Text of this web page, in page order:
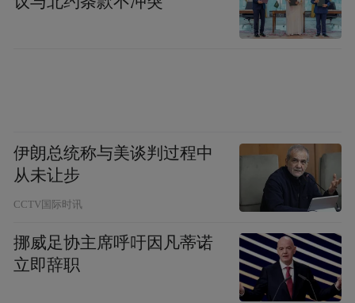
值得关注的是，本周发生的事件已充分暴露
势究竟还能持续多久？更重要的是，一旦行
情逆转，崩塌的速度又将有多快？
目前，许多分析师认为韩国股市仍有进一步
上行的空间。除了SK海力士、三星电子等企
业交出的亮眼财报外，韩国整体经济也已重
回增长轨道。受此提振，华尔街各大投行纷
伊朗总统称与美谈判过程中
从未让步
CCTV国际时讯
挪威足协主席呼吁因凡蒂诺
立即辞职